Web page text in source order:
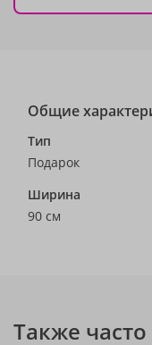
Общие
Тип
Подарок
Ширина
90 см
Также